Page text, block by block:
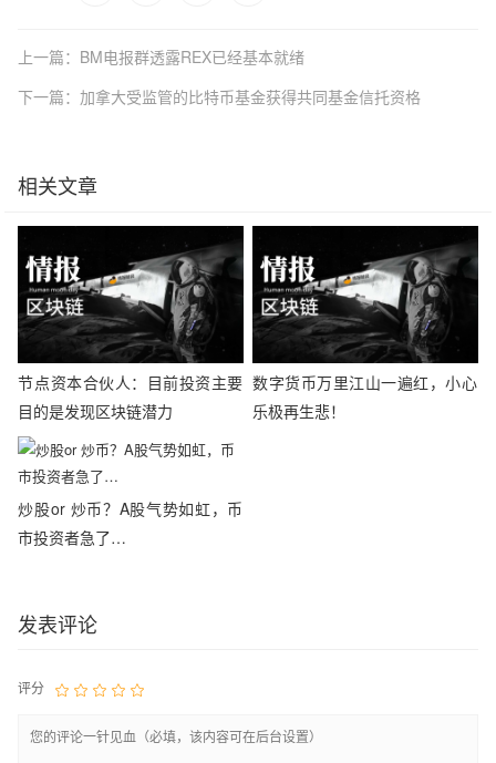
上一篇：BM电报群透露REX已经基本就绪
下一篇：加拿大受监管的比特币基金获得共同基金信托资格
相关文章
节点资本合伙人：目前投资主要
目的是发现区块链潜力
数字货币万里江山一遍红，小心
乐极再生悲！
炒股or 炒币？A股气势如虹，币
市投资者急了…
发表评论
评分